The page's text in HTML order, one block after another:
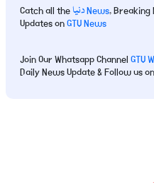
Catch all the دنیا News,
Updates onGTV News
Join Our Whatsapp ChannelGTV
Daily News Update & Follow us